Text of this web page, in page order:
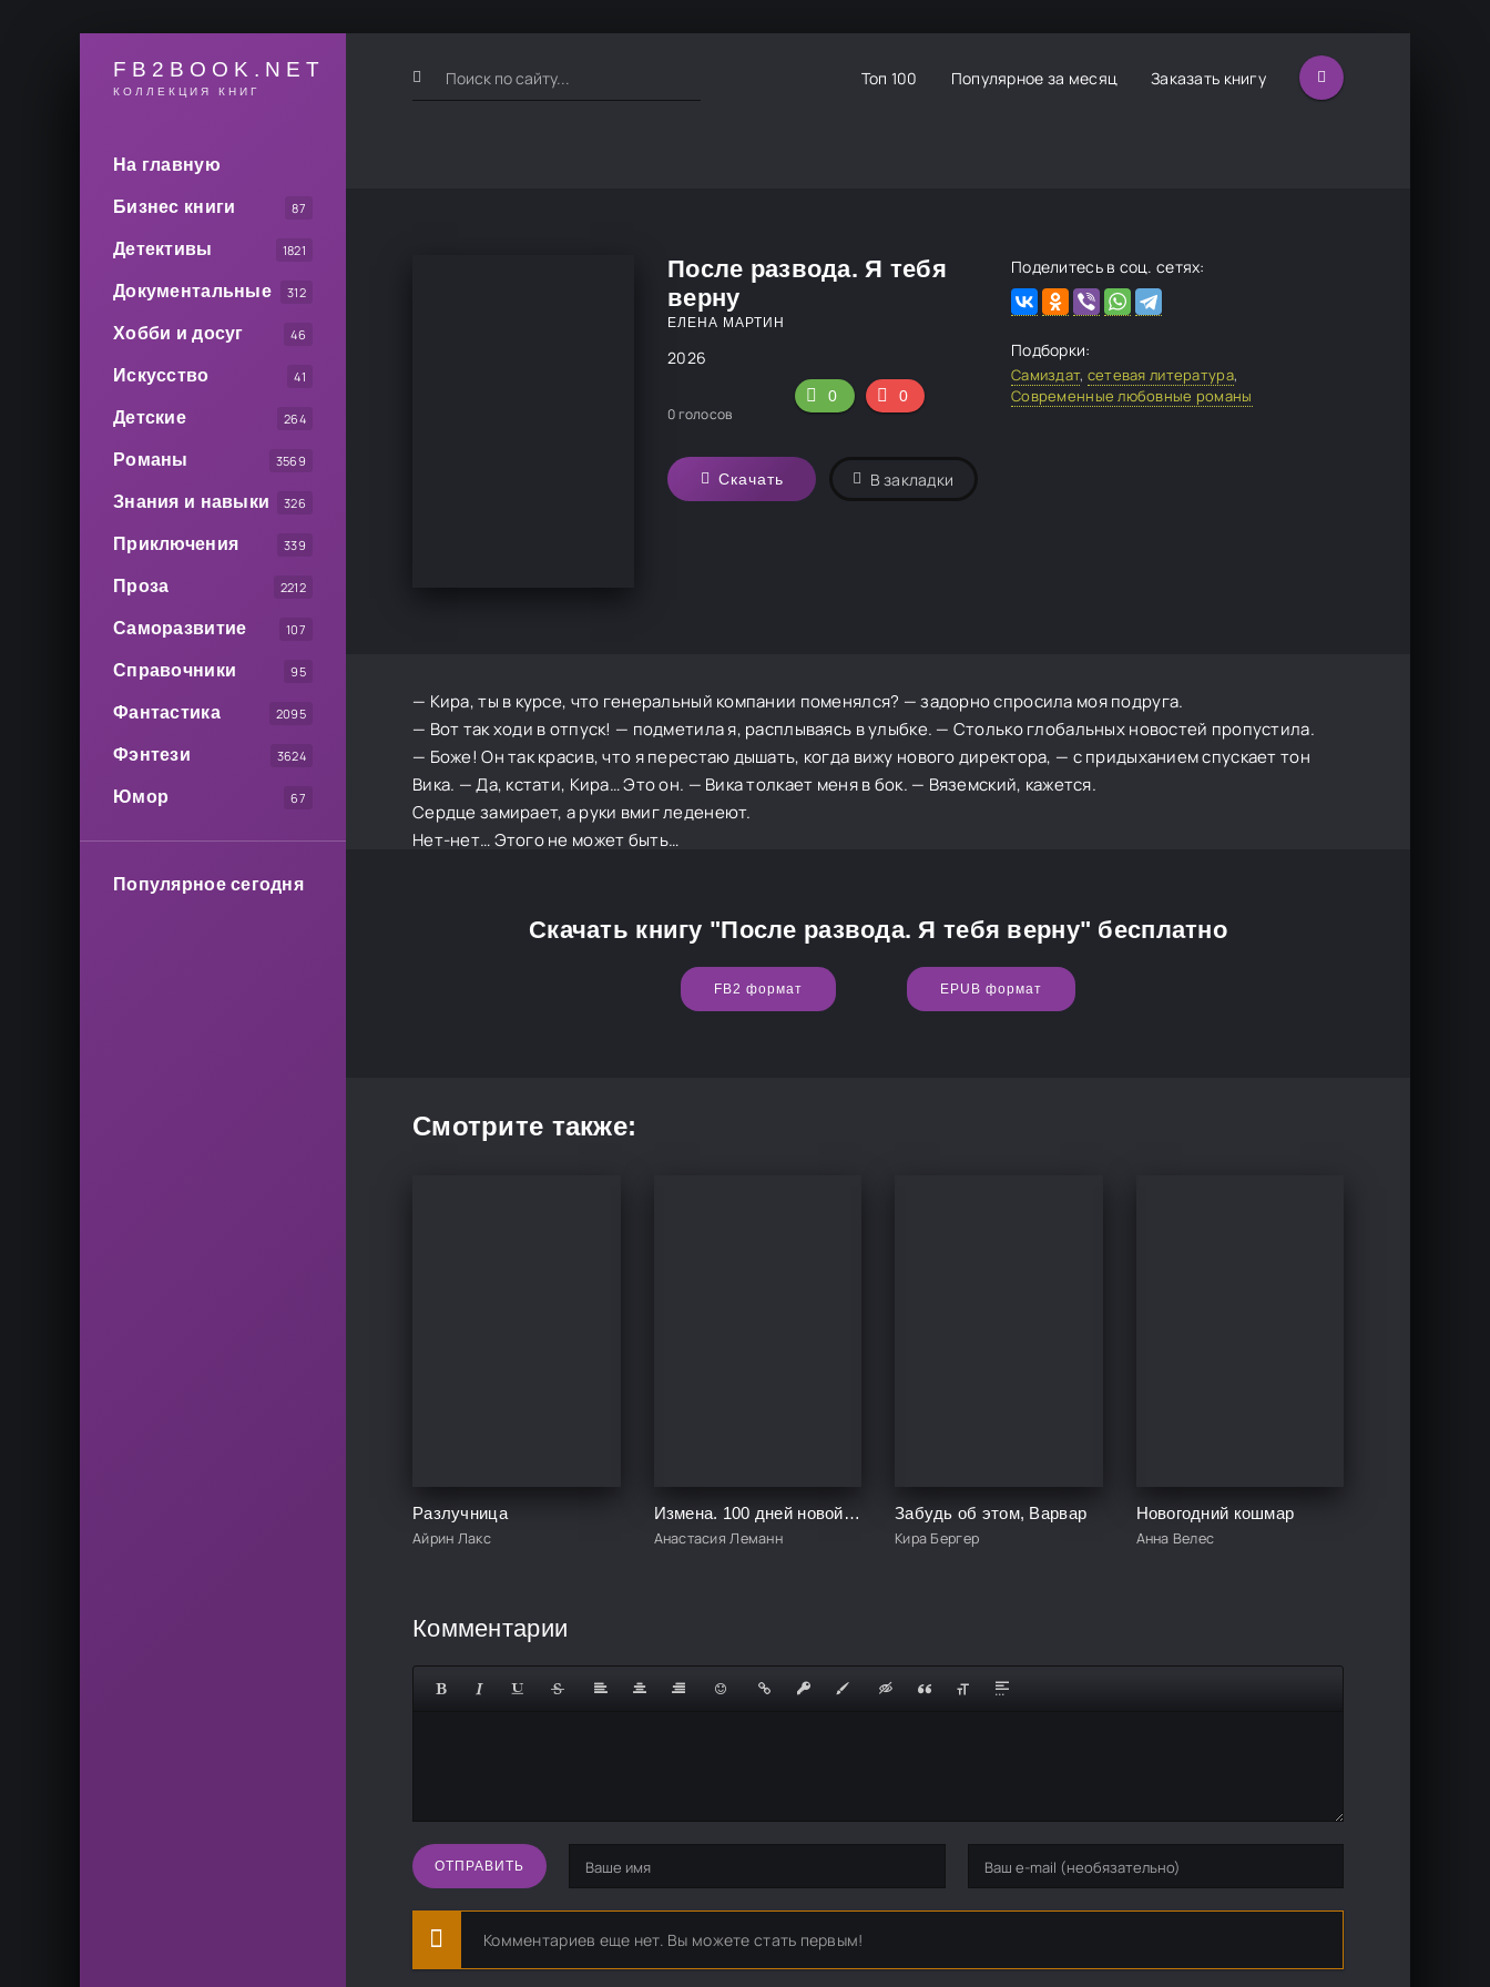
FB2BOOK.NET
КОЛЛЕКЦИЯ КНИГ
Топ 100 Популярное за месяц Заказать книгу
На главную
Бизнес книги 87
Детективы 1821
Документальные 312
Хобби и досуг 46
Искусство 41
Детские 264
Романы 3569
Знания и навыки 326
Приключения 339
Проза 2212
Саморазвитие 107
Справочники 95
Фантастика 2095
Фэнтези 3624
Юмор 67
Популярное сегодня
После развода. Я тебя
верну
ЕЛЕНА МАРТИН
2026
0голосов
0 0
Скачать В закладки
Поделитесь в соц. сетях:
Подборки:
Самиздат, сетевая литература,
Современные любовные романы
— Кира, ты в курсе, что генеральный компании поменялся? — задорно спросила моя подруга.
— Вот так ходи в отпуск! — подметила я, расплываясь в улыбке. — Столько глобальных новостей пропустила.
— Боже! Он так красив, что я перестаю дышать, когда вижу нового директора, — с придыханием спускает тон
Вика. — Да, кстати, Кира… Это он. — Вика толкает меня в бок. — Вяземский, кажется.
Сердце замирает, а руки вмиг леденеют.
Нет-нет… Этого не может быть…
Скачать книгу "После развода. Я тебя верну" бесплатно
FB2 формат EPUB формат
Смотрите также:
Разлучница
Айрин Лакс
Измена. 100 дней новой жизни
Анастасия Леманн
Забудь об этом, Варвар
Кира Бергер
Новогодний кошмар
Анна Велес
Комментарии
ОТПРАВИТЬ
Комментариев еще нет. Вы можете стать первым!